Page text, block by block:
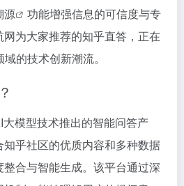
源
功能增强信息的可信度与专
为大家推荐的知乎直答，正在
域的技术创新潮流。
模型技术推出的智能问答产
乎社区的优质内容和多种数据
合与智能生成。该平台通过深